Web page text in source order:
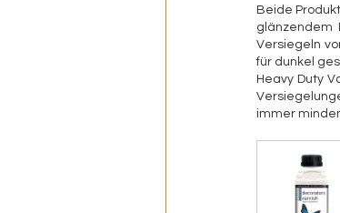
Beide
glänzendem
Versiegeln
für dunkel
Heavy Duty
immer